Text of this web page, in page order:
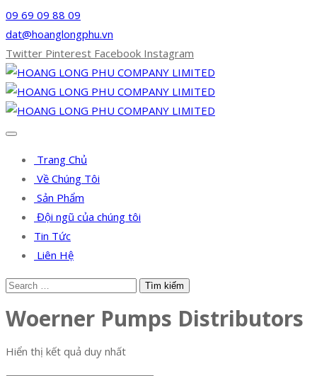
09 69 09 88 09
dat@hoanglongphu.vn
Twitter Pinterest Facebook Instagram
Trang Chủ
Về Chúng Tôi
Sản Phẩm
Đội ngũ của chúng tôi
Tin Tức
Liên Hệ
Woerner Pumps Distributors
Hiển thị kết quả duy nhất